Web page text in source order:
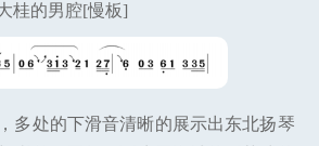
桂的男腔[慢板]
多处的下滑音清晰的展示出东北扬琴